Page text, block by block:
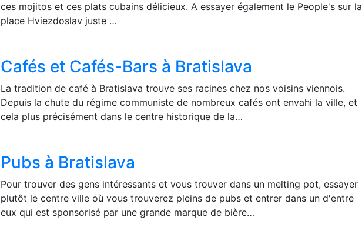
ces mojitos et ces plats cubains délicieux. A essayer également le People's sur la
place Hviezdoslav juste …
Cafés et Cafés-Bars à Bratislava
La tradition de café à Bratislava trouve ses racines chez nos voisins viennois.
Depuis la chute du régime communiste de nombreux cafés ont envahi la ville, et
cela plus précisément dans le centre historique de la…
Pubs à Bratislava
Pour trouver des gens intéressants et vous trouver dans un melting pot, essayer
plutôt le centre ville où vous trouverez pleins de pubs et entrer dans un d'entre
eux qui est sponsorisé par une grande marque de bière…